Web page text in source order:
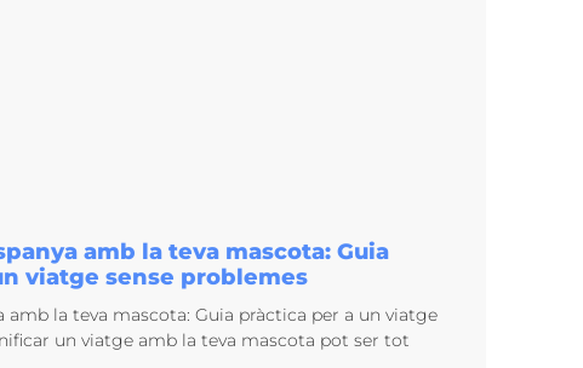
amb la teva mascota: Guia
viatge sense problemes
amb la teva mascota: Guia pràctica per a un viatge
un viatge amb la teva mascota pot ser tot